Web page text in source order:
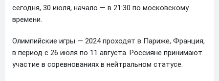
сегодня, 30 июля, начало — в 21:30 по московскому
времени.
Олимпийские игры — 2024 проходят в Париже, Франция,
в период с 26 июля по 11 августа. Россияне принимают
участие в соревнованиях в нейтральном статусе.